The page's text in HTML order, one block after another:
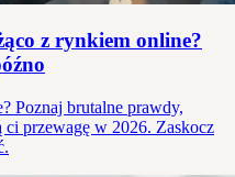
z rynkiem online?
Poznaj brutalne prawdy,
ci przewagę w 2026. Zaskocz